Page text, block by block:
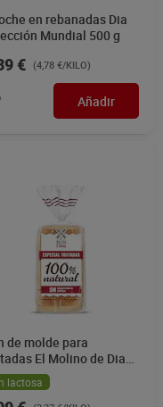
en rebanadas Dia
Mundial 500 g
€ (4,78 €/KILO)
Añadir
de molde para
El Molino de Dia
g
lactosa